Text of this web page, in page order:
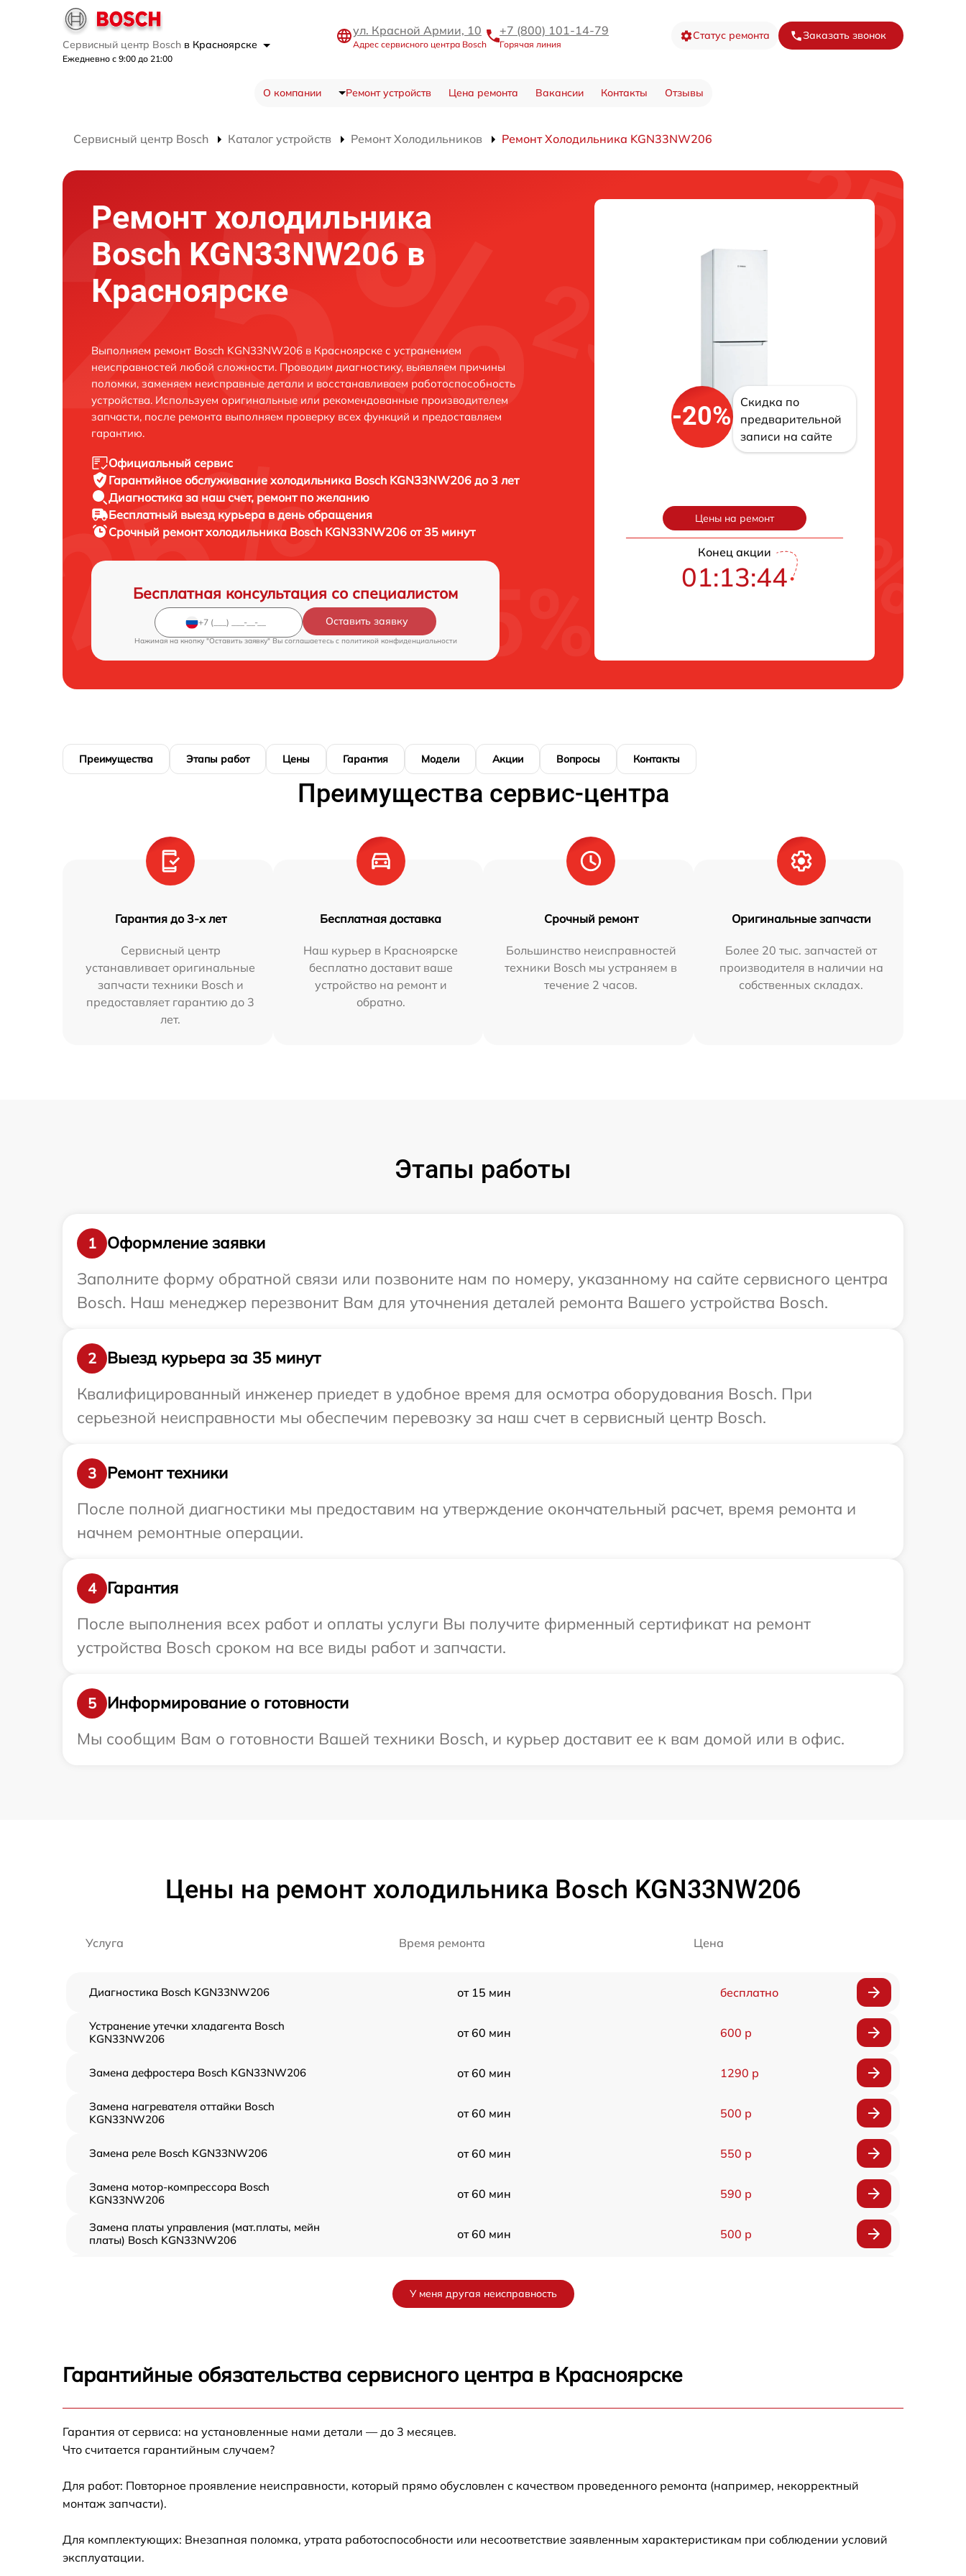
Сервисный центр Bosch в Красноярске
Ежедневно с 9:00 до 21:00
ул. Красной Армии, 10
Адрес сервисного центра Bosch
+7 (800) 101-14-79
Горячая линия
Статус ремонта Заказать звонок
О компании Ремонт устройств Цена ремонта Вакансии Контакты Отзывы
Сервисный центр Bosch Каталог устройств Ремонт Холодильников Ремонт Холодильника KGN33NW206
Ремонт холодильника
Bosch KGN33NW206 в
Красноярске
Выполняем ремонт Bosch KGN33NW206 в Красноярске с устранением
неисправностей любой сложности. Проводим диагностику, выявляем причины
поломки, заменяем неисправные детали и восстанавливаем работоспособность
устройства. Используем оригинальные или рекомендованные производителем
запчасти, после ремонта выполняем проверку всех функций и предоставляем
гарантию.
Официальный сервис
Гарантийное обслуживание холодильника Bosch KGN33NW206 до 3 лет
Диагностика за наш счет, ремонт по желанию
Бесплатный выезд курьера в день обращения
Срочный ремонтхолодильника Bosch KGN33NW206 от 35 минут
Бесплатная консультация со специалистом
Оставить заявку
Нажимая на кнопку "Оставить заявку" Вы соглашаетесь c политикой конфиденциальности
-20%
Скидка по
предварительной
записи на сайте
Цены на ремонт
Конец акции
01:13:43
Преимущества Этапы работ Цены Гарантия Модели Акции Вопросы Контакты
Преимущества сервис-центра
Гарантия до 3-х лет
Сервисный центр
устанавливает оригинальные
запчасти техники Bosch и
предоставляет гарантию до 3
лет.
Бесплатная доставка
Наш курьер в Красноярске
бесплатно доставит ваше
устройство на ремонт и
обратно.
Срочный ремонт
Большинство неисправностей
техники Bosch мы устраняем в
течение 2 часов.
Оригинальные запчасти
Более 20 тыс. запчастей от
производителя в наличии на
собственных складах.
Этапы работы
1
Оформление заявки
Заполните форму обратной связи или позвоните нам по номеру, указанному на сайте сервисного центра
Bosch. Наш менеджер перезвонит Вам для уточнения деталей ремонта Вашего устройства Bosch.
2
Выезд курьера за 35 минут
Квалифицированный инженер приедет в удобное время для осмотра оборудования Bosch. При
серьезной неисправности мы обеспечим перевозку за наш счет в сервисный центр Bosch.
3
Ремонт техники
После полной диагностики мы предоставим на утверждение окончательный расчет, время ремонта и
начнем ремонтные операции.
4
Гарантия
После выполнения всех работ и оплаты услуги Вы получите фирменный сертификат на ремонт
устройства Bosch сроком на все виды работ и запчасти.
5
Информирование о готовности
Мы сообщим Вам о готовности Вашей техники Bosch, и курьер доставит ее к вам домой или в офис.
Цены на ремонт холодильника Bosch KGN33NW206
Услуга Время ремонта Цена
Диагностика Bosch KGN33NW206 от 15 мин бесплатно
Устранение утечки хладагента Bosch
KGN33NW206
от 60 мин 600 р
Замена дефростера Bosch KGN33NW206 от 60 мин 1290 р
Замена нагревателя оттайки Bosch
KGN33NW206
от 60 мин 500 р
Замена реле Bosch KGN33NW206 от 60 мин 550 р
Замена мотор-компрессора Bosch
KGN33NW206
от 60 мин 590 р
Замена платы управления (мат.платы, мейн
платы) Bosch KGN33NW206
от 60 мин 500 р
Замена электросхемы Bosch KGN33NW206
Устранение засора трубопровода Bosch
Ремонт датчика морозильного отделения
Bosch KGN33NW206
У меня другая неисправность
Гарантийные обязательства сервисного центра в Красноярске
Гарантия от сервиса: на установленные нами детали — до 3 месяцев.
Что считается гарантийным случаем?
Для работ: Повторное проявление неисправности, который прямо обусловлен с качеством проведенного ремонта (например, некорректный
монтаж запчасти).
Для комплектующих: Внезапная поломка, утрата работоспособности или несоответствие заявленным характеристикам при соблюдении условий
эксплуатации.